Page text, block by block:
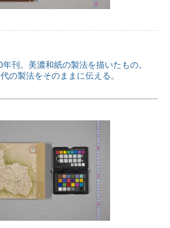
刊。美濃和紙の製法を描いたもの。
の製法をそのままに伝える。